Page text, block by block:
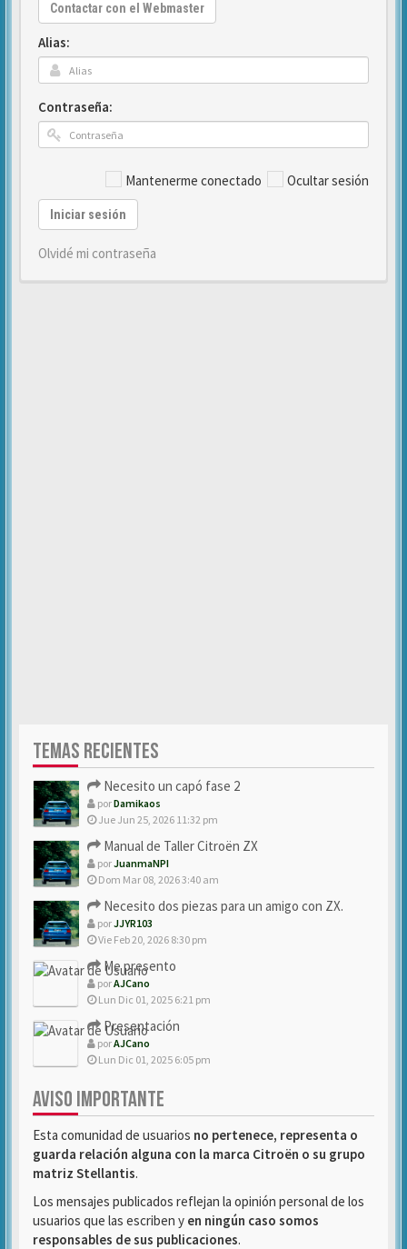
Contactar con el Webmaster
Alias:
Contraseña:
Mantenerme conectado Ocultar sesión
Iniciar sesión
Olvidé mi contraseña
TEMAS RECIENTES
Necesito un capó fase 2
porDamikaos
Jue Jun 25, 2026 11:32 pm
Manual de Taller Citroën ZX
porJuanmaNPI
Dom Mar 08, 2026 3:40 am
Necesito dos piezas para un amigo con ZX.
porJJYR103
Vie Feb 20, 2026 8:30 pm
Me presento
porAJCano
Lun Dic 01, 2025 6:21 pm
Presentación
porAJCano
Lun Dic 01, 2025 6:05 pm
AVISO IMPORTANTE
Esta comunidad de usuarios no pertenece, representa o
guarda relación alguna con la marca Citroën o su grupo
matriz Stellantis.
Los mensajes publicados reflejan la opinión personal de los
usuarios que las escriben y en ningún caso somos
responsables de sus publicaciones.